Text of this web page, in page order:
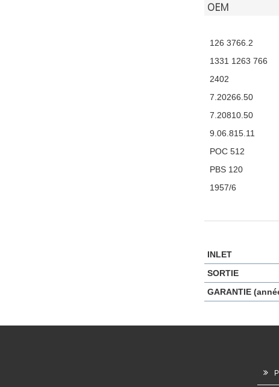
OEM
126 3766.2
1331 1263 766
2402
7.20266.50
7.20810.50
9.06.815.11
POC 512
PBS 120
1957/6
INLET
SORTIE
GARANTIE